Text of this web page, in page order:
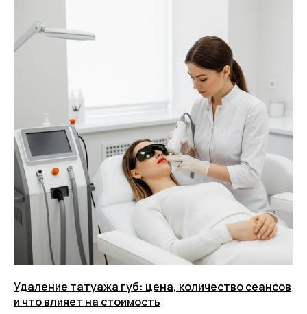
Удаление татуажа губ: цена, количество сеансов
и что влияет на стоимость